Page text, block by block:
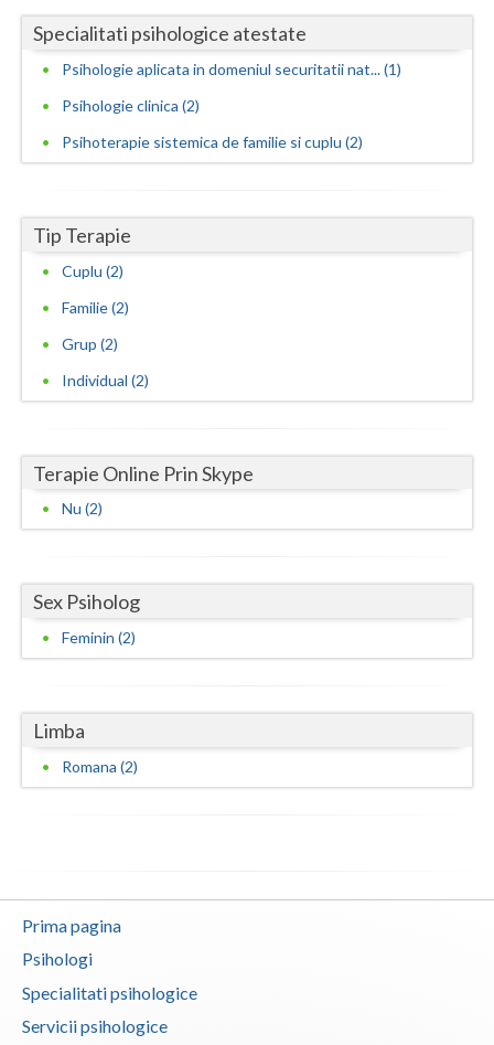
Timis
Tulcea
Valcea
Vaslui
Specialitati psihologice atestate
Psihologie aplicata in domeniul securitatii nat... (1)
Psihologie clinica (2)
Psihoterapie sistemica de familie si cuplu (2)
Tip Terapie
Cuplu (2)
Familie (2)
Grup (2)
Individual (2)
Terapie Online Prin Skype
Nu (2)
Sex Psiholog
Feminin (2)
Limba
Romana (2)
Prima pagina
Psihologi
Specialitati psihologice
Servicii psihologice